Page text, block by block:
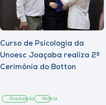
Curso de Psicologia da
Unoesc Joaçaba realiza 2ª
Cerimônia do Botton
Graduação Notícia